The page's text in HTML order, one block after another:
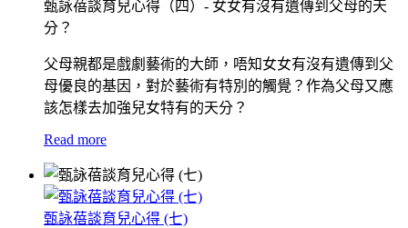
甄詠蓓談育兒心得（四）- 女女有沒有遺傳到父母的天
分？
父母親都是戲劇藝術的大師，唔知女女有沒有遺傳到父
母優良的基因，對於藝術有特別的觸覺？作為父母又應
該怎樣去加強兒女特有的天分？
Read more
甄詠蓓談育兒心得 (七)